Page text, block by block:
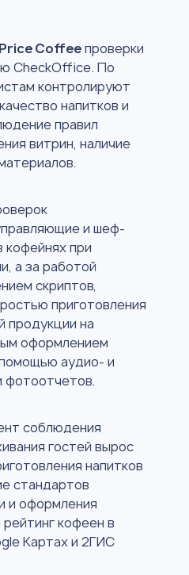
Coffeeпроверки
CheckOffice. По
контролируют
напитков и
правил
витрин, наличие
и шеф-
кофейнях при
а за работой
скриптов,
приготовления
продукции на
оформлением
аудио- и
фотоотчетов.
соблюдения
гостей вырос
напитков
стандартов
и оформления
кофеен в
Картах и 2ГИС